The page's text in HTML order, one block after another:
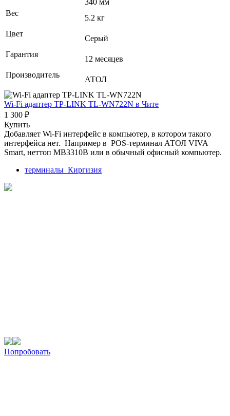
Вес
5.2 кг
Цвет
Серый
Гарантия
12 месяцев
Производитель
АТОЛ
Wi-Fi адаптер TP-LINK TL-WN722N в Чите
1 300 ₽
Купить
Добавляет Wi-Fi интерфейс в компьютер, в котором такого
интерфейса нет. Например в POS-терминал АТОЛ VIVA
Smart, неттоп MB3310B или в обычный офисный компьютер.
терминалы_Киргизия
Попробовать